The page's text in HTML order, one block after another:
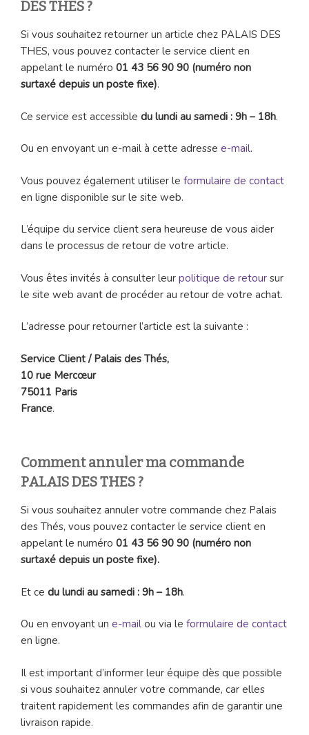
DES THES ?
Si vous souhaitez retourner un article chez PALAIS DES
THES, vous pouvez contacter le service client en
appelant le numéro 01 43 56 90 90 (numéro non
surtaxé depuis un poste fixe).
Ce service est accessible du lundi au samedi : 9h – 18h.
Ou en envoyant un e-mail à cette adresse e-mail.
Vous pouvez également utiliser le formulaire de contact
en ligne disponible sur le site web.
L’équipe du service client sera heureuse de vous aider
dans le processus de retour de votre article.
Vous êtes invités à consulter leur politique de retour sur
le site web avant de procéder au retour de votre achat.
L’adresse pour retourner l’article est la suivante :
Service Client / Palais des Thés,
10 rue Mercœur
75011 Paris
France.
Comment annuler ma commande
PALAIS DES THES ?
Si vous souhaitez annuler votre commande chez Palais
des Thés, vous pouvez contacter le service client en
appelant le numéro 01 43 56 90 90 (numéro non
surtaxé depuis un poste fixe).
Et ce du lundi au samedi : 9h – 18h.
Ou en envoyant un e-mail ou via le formulaire de contact
en ligne.
Il est important d’informer leur équipe dès que possible
si vous souhaitez annuler votre commande, car elles
traitent rapidement les commandes afin de garantir une
livraison rapide.